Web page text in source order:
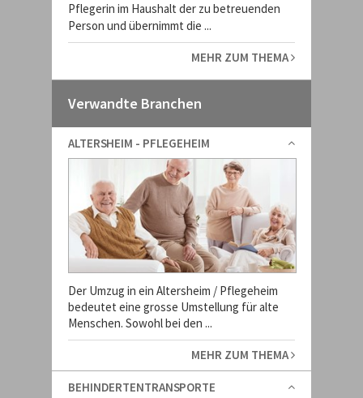
Pflegerin im Haushalt der zu betreuenden
Person und übernimmt die ...
MEHR ZUM THEMA
Verwandte Branchen
ALTERSHEIM - PFLEGEHEIM
Der Umzug in ein Altersheim / Pflegeheim
bedeutet eine grosse Umstellung für alte
Menschen. Sowohl bei den ...
MEHR ZUM THEMA
BEHINDERTENTRANSPORTE